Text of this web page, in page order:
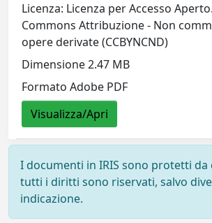
Licenza: Licenza per Accesso
Commons Attribuzione - Non
opere derivate (CCBYNCND)
Dimensione 2.47 MB
Formato Adobe PDF
Visualizza/Apri
I documenti in IRIS sono protetti
tutti i diritti sono riservati, salvo
indicazione.